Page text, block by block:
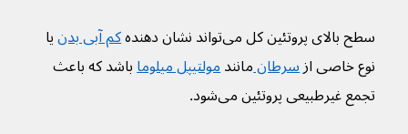
سطح بالای پروتئین کل می‌تواند نشان دهنده
کم آبی بدن یا
نوع خاصی از سرطان مانند مولتیپل میلوما باشد که باعث
تجمع غیرطبیعی پروتئین می‌شود.